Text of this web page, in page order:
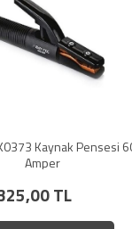
Kaynak Pensesi
Amper
TL